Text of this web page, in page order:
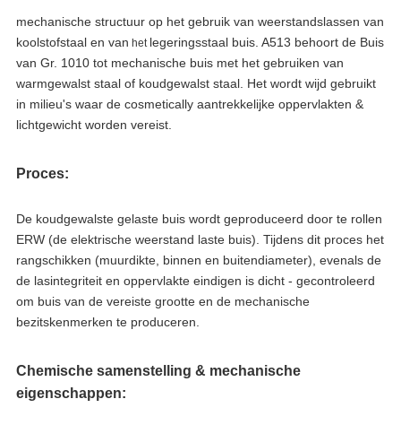
mechanische structuur op het gebruik van weerstandslassen van
koolstofstaal en van het legeringsstaal buis. A513 behoort de Buis
van Gr. 1010 tot mechanische buis met het gebruiken van
warmgewalst staal of koudgewalst staal. Het wordt wijd gebruikt
in milieu's waar de cosmetically aantrekkelijke oppervlakten &
lichtgewicht worden vereist.
Proces:
De koudgewalste gelaste buis wordt geproduceerd door te rollen
ERW (de elektrische weerstand laste buis). Tijdens dit proces het
rangschikken (muurdikte, binnen en buitendiameter), evenals de
de lasintegriteit en oppervlakte eindigen is dicht - gecontroleerd
om buis van de vereiste grootte en de mechanische
bezitskenmerken te produceren.
Chemische samenstelling & mechanische
eigenschappen: